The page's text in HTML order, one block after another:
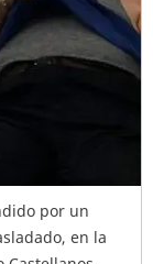
por un
en la